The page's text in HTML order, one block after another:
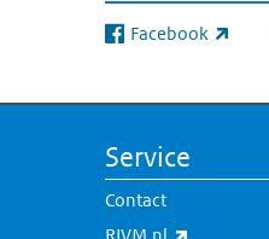
Facebook
(externe link)
Service
Contact